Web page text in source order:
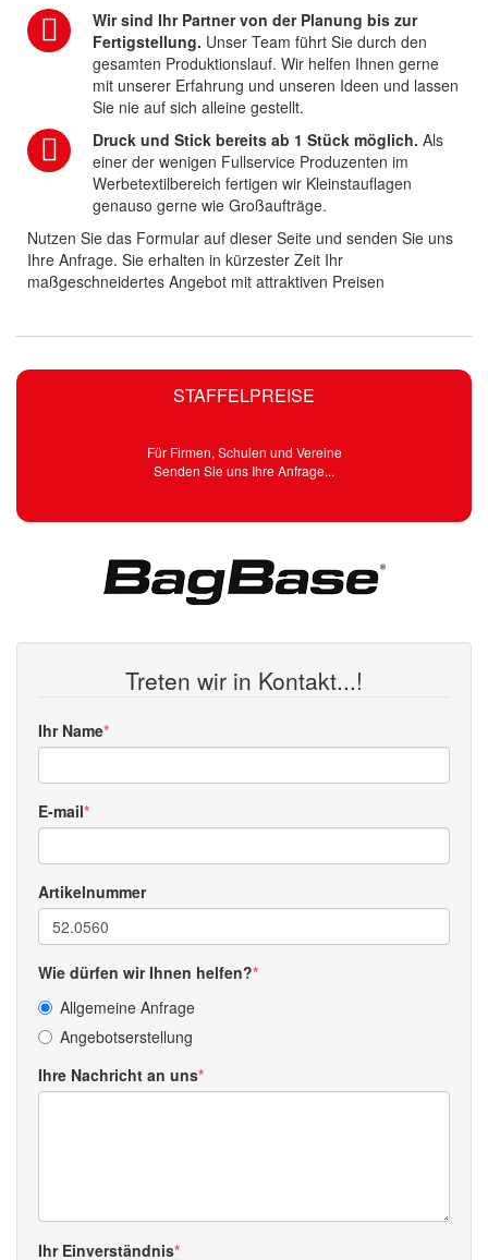
STAFFELPREISE
Für Firmen, Schulen und Vereine
Senden Sie uns Ihre Anfrage...
Treten wir in Kontakt...!
Ihr Name
E-mail
Artikelnummer
Wie dürfen wir Ihnen helfen?
Allgemeine Anfrage
Angebotserstellung
Ihre Nachricht an uns
Ihr Einverständnis
Wir sind Ihr Partner von der Planung bis zur
Fertigstellung. Unser Team führt Sie durch den
gesamten Produktionslauf. Wir helfen Ihnen gerne
mit unserer Erfahrung und unseren Ideen und lassen
Sie nie auf sich alleine gestellt.
Druck und Stick bereits ab 1 Stück möglich. Als
einer der wenigen Fullservice Produzenten im
Werbetextilbereich fertigen wir Kleinstauflagen
genauso gerne wie Großaufträge.
Nutzen Sie das Formular auf dieser Seite und senden Sie uns
Ihre Anfrage. Sie erhalten in kürzester Zeit Ihr
maßgeschneidertes Angebot mit attraktiven Preisen